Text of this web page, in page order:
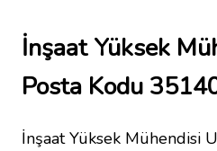
İnşaat Yüksek
Posta Kodu
İnşaat Yüksek Mühendisi